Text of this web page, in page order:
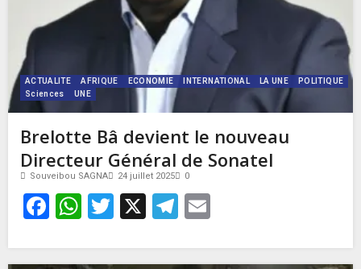
ACTUALITE AFRIQUE ECONOMIE INTERNATIONAL LA UNE
POLITIQUE
Sciences
UNE
Brelotte Bâ devient le nouveau
Directeur Général de Sonatel
Souveibou SAGNA 24 juillet 2025 0
Facebook
WhatsApp
Twitter
X Telegram